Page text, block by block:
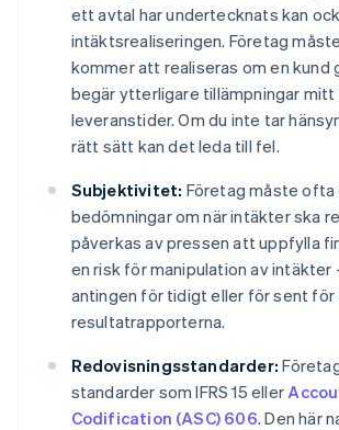
ett avtal har undertecknats kan
intäktsrealiseringen. Företag
kommer att realiseras om en kund
begär ytterligare tillämpningar
leveranstider. Om du inte tar
rätt sätt kan det leda till fel.
Subjektivitet: Företag måste ofta
bedömningar om när intäkter ska
påverkas av pressen att uppfylla
en risk för manipulation av
antingen för tidigt eller för sent
resultatrapporterna.
Redovisningsstandarder:
standarder som IFRS 15 eller
Codification (ASC) 606. Den här